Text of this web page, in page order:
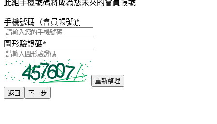
此組手機號碼將成為您未來的會員帳號
手機號碼（會員帳號)*
圖形驗證碼*
重新整理
返回
下一步